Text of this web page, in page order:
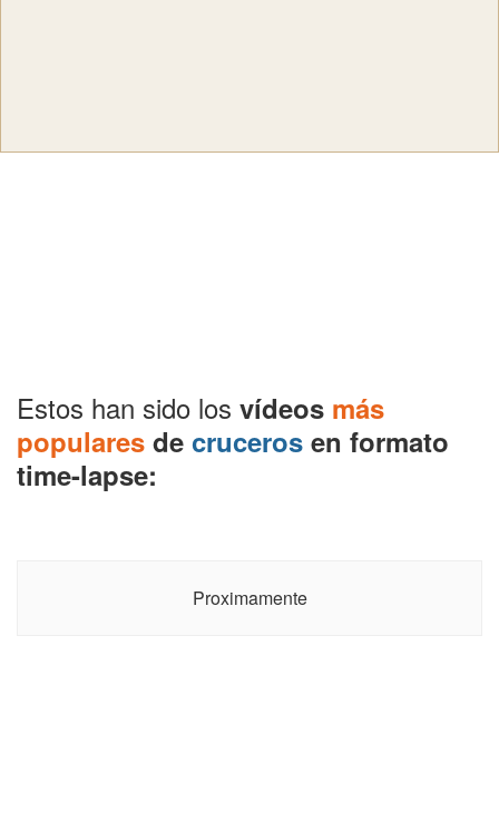
Estos han sido los vídeos más
populares de cruceros en formato
time-lapse:
Proximamente